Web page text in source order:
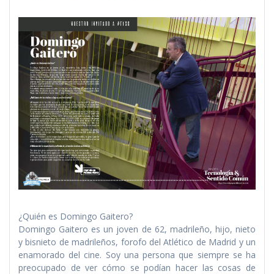
¿Quién es Domingo Gaitero?
Domingo Gaitero es un joven de 62, madrileño, hijo, nieto
y bisnieto de madrileños, forofo del Atlético de Madrid y un
enamorado del cine. Soy una persona que siempre se ha
preocupado de ver cómo se podían hacer las cosas de